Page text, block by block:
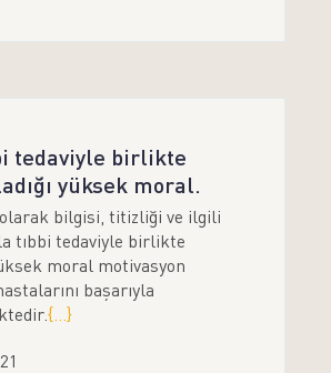
tedaviyle birlikte
yüksek moral.
bilgisi, titizliği ve ilgili
tıbbi tedaviyle birlikte
moral motivasyon
başarıyla
{...}